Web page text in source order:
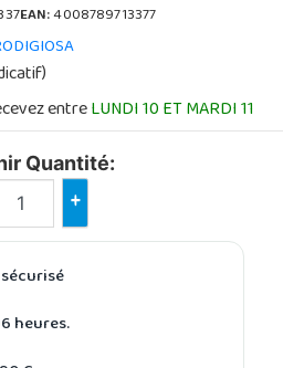
EAN:4008789713377
entreLUNDI 10 ET MARDI 11
Quantité:
+
heures.